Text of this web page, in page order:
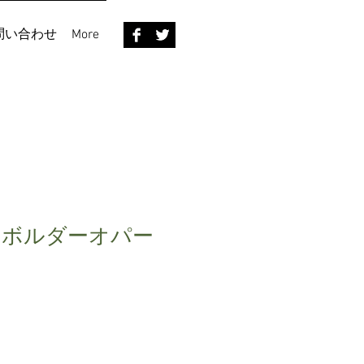
い合わせ More
ルダーオパー